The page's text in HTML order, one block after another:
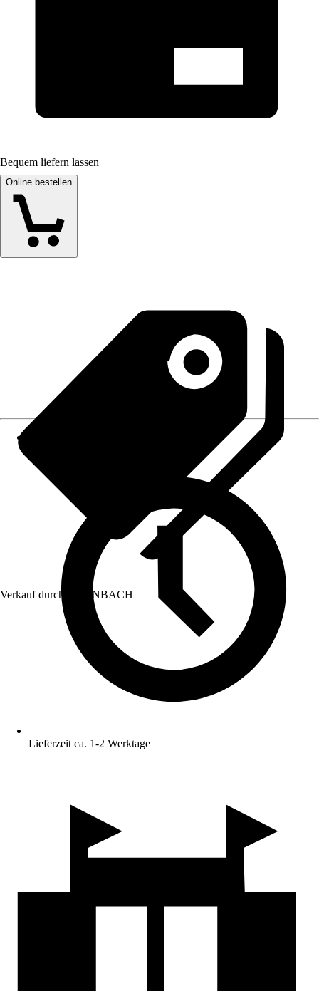
Bequem liefern lassen
Online bestellen
Verkauf durch: HORNBACH
Lieferzeit ca. 1-2 Werktage